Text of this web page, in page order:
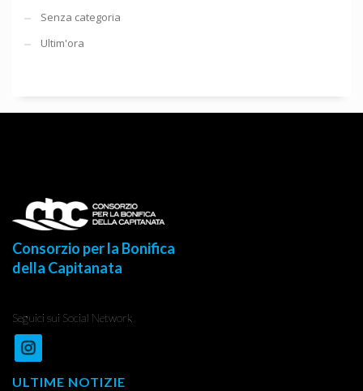
Senza categoria
Ultim'ora
Consorzio per la Bonifica
della Capitanata
Seguici sui Social Network
ULTIME NOTIZIE